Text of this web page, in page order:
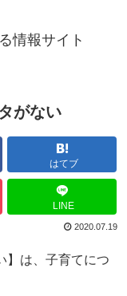
情報サイト
がない
はてブ
LINE
2020.07.19
】は、子育てにつ